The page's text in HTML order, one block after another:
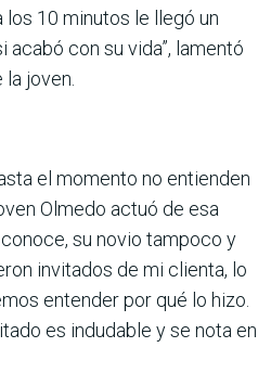
los 10 minutos le llegó un
acabó con su vida”, lamentó
joven.
el momento no entienden
Olmedo actuó de esa
su novio tampoco y
invitados de mi clienta, lo
entender por qué lo hizo.
es indudable y se nota en